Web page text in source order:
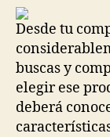
Desde tu
buscas y
elegir ese
deberá